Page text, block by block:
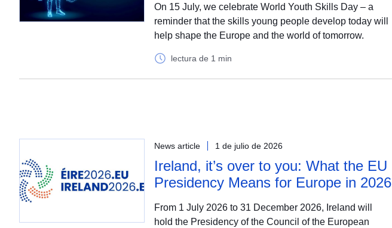
On 15 July, we celebrate World Youth Skills Day – a
reminder that the skills young people develop today will
help shape the Europe and the world of tomorrow.
lectura de 1 min
News article 1 de julio de 2026
Ireland, it’s over to you: What the EU
Presidency Means for Europe in 2026
From 1 July 2026 to 31 December 2026, Ireland will
hold the Presidency of the Council of the European